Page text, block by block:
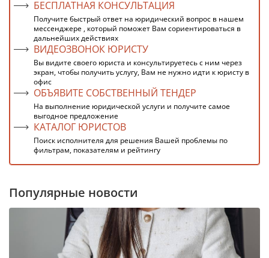
БЕСПЛАТНАЯ КОНСУЛЬТАЦИЯ
Получите быстрый ответ на юридический вопрос в нашем
мессенджере , который поможет Вам сориентироваться в
дальнейших действиях
ВИДЕОЗВОНОК ЮРИСТУ
Вы видите своего юриста и консультируетесь с ним через
экран, чтобы получить услугу, Вам не нужно идти к юристу в
офис
ОБЪЯВИТЕ СОБСТВЕННЫЙ ТЕНДЕР
На выполнение юридической услуги и получите самое
выгодное предложение
КАТАЛОГ ЮРИСТОВ
Поиск исполнителя для решения Вашей проблемы по
фильтрам, показателям и рейтингу
Популярные новости